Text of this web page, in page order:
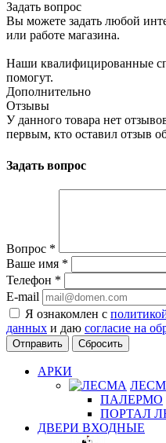
Задать вопрос
Вы можете задать любой
или работе магазина.
Наши квалифицированные
помогут.
Дополнительно
Отзывы
У данного товара нет
первым, кто оставил отзыв
Задать вопрос
Вопрос *
Ваше имя *
Телефон *
E-mail
Я ознакомлен с
данных и даю согласие на
Сбросить
АРКИ
ПАЛЕРМО
ПОРТАЛ
ДВЕРИ ВХОДНЫЕ